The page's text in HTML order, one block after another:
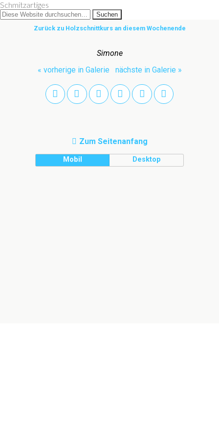
Schmitzartiges
Zurück zu Holzschnittkurs an diesem Wochenende
Simone
« vorherige in Galerie
nächste in Galerie »
Zum Seitenanfang
Mobil Desktop